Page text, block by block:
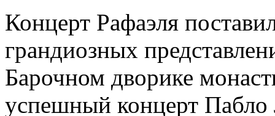
Концерт Рафаэля
грандиозных
Барочном дворике
успешный концерт Пабло